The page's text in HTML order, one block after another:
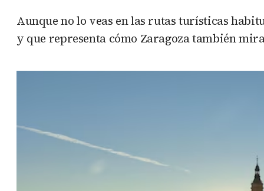
Aunque no lo veas en las rutas turísticas
y que representa cómo Zaragoza también